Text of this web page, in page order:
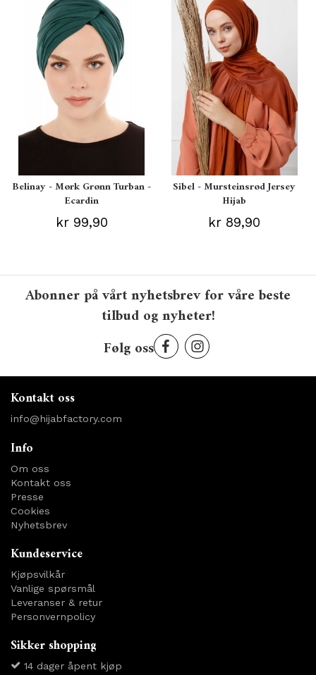
Belinay - Mørk Grønn Turban -
Ecardin
kr 99,90
Sibel - Mursteinsrød Jersey
Hijab
kr 89,90
Abonner på vårt nyhetsbrev for våre beste
tilbud og nyheter!
Følg oss
Kontakt oss
info@hijabfactory.com
Info
Om oss
Kontakt oss
Presse
Cookies
Nyhetsbrev
Kundeservice
Kjøpsvilkår
Vanlige spørsmål
Leveranser & retur
Personvernpolicy
Sikker shopping
14 dager åpent kjøp